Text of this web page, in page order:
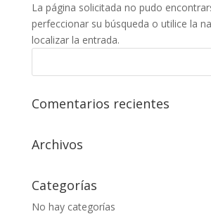
La página solicitada no pudo
perfeccionar su búsqueda o utilice la
localizar la entrada.
Comentarios recientes
Archivos
Categorías
No hay categorías